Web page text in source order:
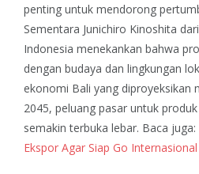
penting untuk mendorong
Sementara Junichiro Kinoshita
Indonesia menekankan bahwa
dengan budaya dan lingkungan
ekonomi Bali yang diproyeksikan
2045, peluang pasar untuk
semakin terbuka lebar. Baca juga:
Ekspor Agar Siap Go Internasional